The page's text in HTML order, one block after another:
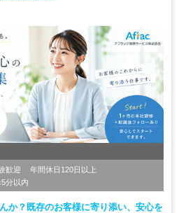
歓迎
年間休日120日以上
分以内
か？既存のお客様に寄り添い、安心を